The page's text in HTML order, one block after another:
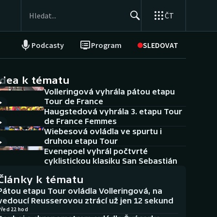
ČT
Podcasty Program SLEDOVAT
NEPŘEHLÉDNĚTE
Historické návraty
Aplikace ČT sport
AZ kvíz
k tématu
Volleringová vyhrála pátou etapu
Tour de France
Haugstedová vyhrála 3. etapu Tour
de France Femmes
Wiebesová ovládla ve spurtu i
druhou etapu Tour
Evenepoel vyhrál počtvrté
cyklistickou klasiku San Sebastián
k tématu
etapu Tour ovládla Volleringová, na
Reusserovou ztrácí už jen 12 sekund
22 hod